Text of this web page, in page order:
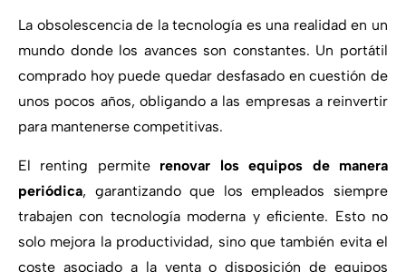
La obsolescencia de la tecnología es una realidad en un
mundo donde los avances son constantes. Un portátil
comprado hoy puede quedar desfasado en cuestión de
unos pocos años, obligando a las empresas a reinvertir
para mantenerse competitivas.
El renting permite renovar los equipos de manera
periódica, garantizando que los empleados siempre
trabajen con tecnología moderna y eficiente. Esto no
solo mejora la productividad, sino que también evita el
coste asociado a la venta o disposición de equipos